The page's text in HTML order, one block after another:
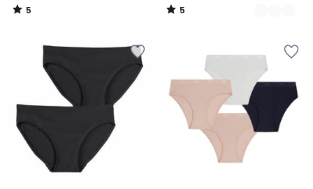
5
/
5
/